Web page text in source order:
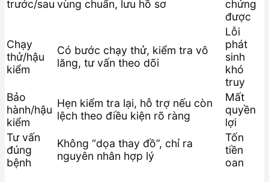
trước/sau vùng chuẩn, lưu hồ sơ
chứng
được
Chạy
thử/hậu
kiểm
Có bước chạy thử, kiểm tra vô
lăng, tư vấn theo dõi
Lỗi
phát
sinh
khó
truy
Bảo
hành/hậu
kiểm
Hẹn kiểm tra lại, hỗ trợ nếu còn
lệch theo điều kiện rõ ràng
Mất
quyền
lợi
Tư vấn
đúng
bệnh
Không “dọa thay đồ”, chỉ ra
nguyên nhân hợp lý
Tốn
tiền
oan